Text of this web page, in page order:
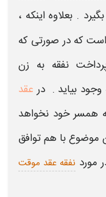
. بعلاوه اینکه ،
که در صورتی که
نفقه به زن
وجود بیاید . در عقد
همسر خود نخواهد
موضوع با هم توافق
مورد نفقه عقد موقت